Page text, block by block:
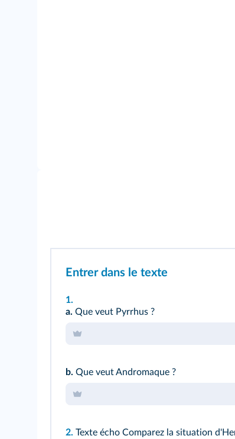
Entrer dans le texte
1.
a. Que veut Pyrrhus ?
b. Que veut Andromaque ?
2. Texte écho Comparez la situation